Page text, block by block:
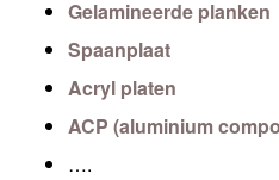
Gelamineerde planken
Spaanplaat
Acryl platen
ACP (aluminium
….